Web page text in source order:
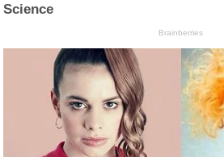
Science
Brainberries